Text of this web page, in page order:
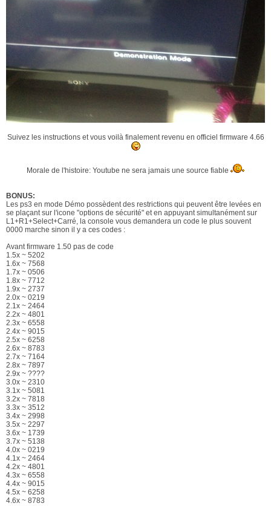
Suivez les instructions et vous voilà finalement revenu en officiel firmware 4.66
Morale de l'histoire: Youtube ne sera jamais une source fiable
BONUS:
Les ps3 en mode Démo possèdent des restrictions qui peuvent être levées en
se plaçant sur l'icone "options de sécurité" et en appuyant simultanément sur
L1+R1+Select+Carré, la console vous demandera un code le plus souvent
0000 marche sinon il y a ces codes :
Avant firmware 1.50 pas de code
1.5x ~ 5202
1.6x ~ 7568
1.7x ~ 0506
1.8x ~ 7712
1.9x ~ 2737
2.0x ~ 0219
2.1x ~ 2464
2.2x ~ 4801
2.3x ~ 6558
2.4x ~ 9015
2.5x ~ 6258
2.6x ~ 8783
2.7x ~ 7164
2.8x ~ 7897
2.9x ~ ????
3.0x ~ 2310
3.1x ~ 5081
3.2x ~ 7818
3.3x ~ 3512
3.4x ~ 2998
3.5x ~ 2297
3.6x ~ 1739
3.7x ~ 5138
4.0x ~ 0219
4.1x ~ 2464
4.2x ~ 4801
4.3x ~ 6558
4.4x ~ 9015
4.5x ~ 6258
4.6x ~ 8783